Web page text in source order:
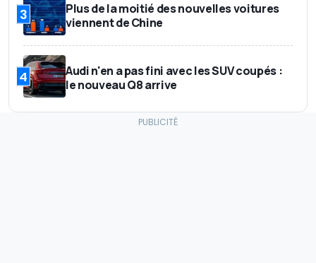
3
Plus de la moitié des nouvelles voitures
viennent de Chine
4
Audi n'en a pas fini avec les SUV coupés :
le nouveau Q8 arrive